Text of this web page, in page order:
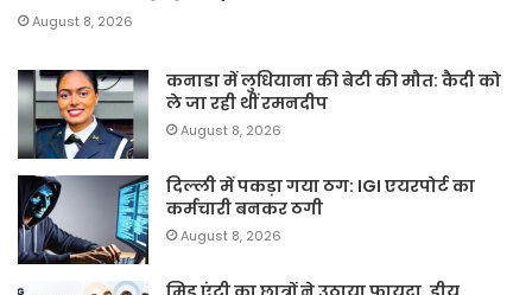
August 8, 2026
कनाडा में लुधियाना की बेटी की माैत: कैदी को
ले जा रही थीं रमनदीप
August 8, 2026
दिल्ली में पकड़ा गया ठग: IGI एयरपोर्ट का
कर्मचारी बनकर ठगी
August 8, 2026